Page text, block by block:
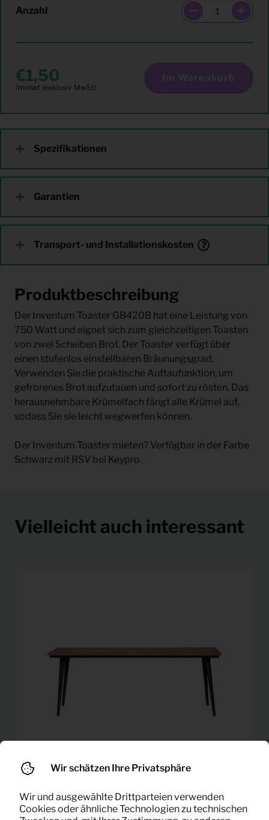
Anzahl
1,50 Im Warenkorb
Spezifikationen
Garantien
Transport- und Installationskosten
Produktbeschreibung
Der Inventum Toaster GB420B hat eine Leistung von
750 Watt und eignet sich zum gleichzeitigen Toasten
von zwei Scheiben Brot. Der Toaster verfügt über
einen stufenlos einstellbaren Bräunungsgrad.
Verwenden Sie die praktische Auftaufunktion, um
gefrorenes Brot aufzutauen und sofort zu rösten. Das
herausnehmbare Krümelfach fängt alle Krümel auf,
sodass Sie sie leicht wegwerfen können.
Der Inventum Toaster mieten? Verfügbar in der Farbe
Schwarz mit RSV bei Keypro.
Vielleicht auch interessant
Esstisch Guild 180×90
27,67
Pro Monat
Wir schätzen Ihre Privatsphäre
Wir und ausgewählte Drittparteien verwenden
Cookies oder ähnliche Technologien zu technischen